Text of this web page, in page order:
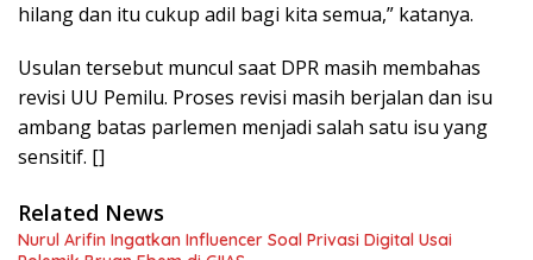
hilang dan itu cukup adil bagi kita semua,” katanya.
Usulan tersebut muncul saat DPR masih membahas
revisi UU Pemilu. Proses revisi masih berjalan dan isu
ambang batas parlemen menjadi salah satu isu yang
sensitif. []
Related News
Nurul Arifin Ingatkan Influencer Soal Privasi Digital Usai